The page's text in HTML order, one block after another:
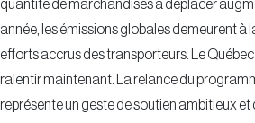
quantité de marchandises à déplacer
année, les émissions globales demeurent à
efforts accrus des transporteurs. Le
ralentir maintenant. La relance du
représente un geste de soutien ambitieux et